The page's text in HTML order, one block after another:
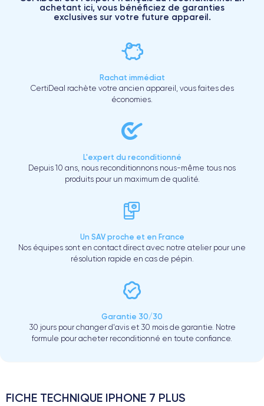
achetant ici, vous bénéficiez de garanties
exclusives sur votre future appareil.
Rachat immédiat
CertiDeal rachète votre ancien appareil, vous faites des
économies.
L'expert du reconditionné
Depuis 10 ans, nous reconditionnons nous-même tous nos
produits pour un maximum de qualité.
Un SAV proche et en France
Nos équipes sont en contact direct avec notre atelier pour une
résolution rapide en cas de pépin.
Garantie 30/30
30 jours pour changer d'avis et 30 mois de garantie. Notre
formule pour acheter reconditionné en toute confiance.
FICHE TECHNIQUE IPHONE 7 PLUS